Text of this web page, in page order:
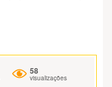
58
visualizações